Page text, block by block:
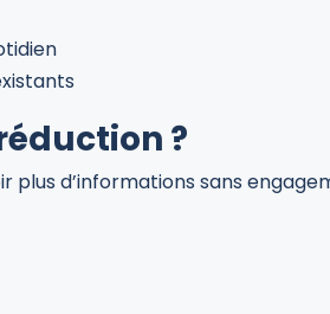
?
plus d’informations sans